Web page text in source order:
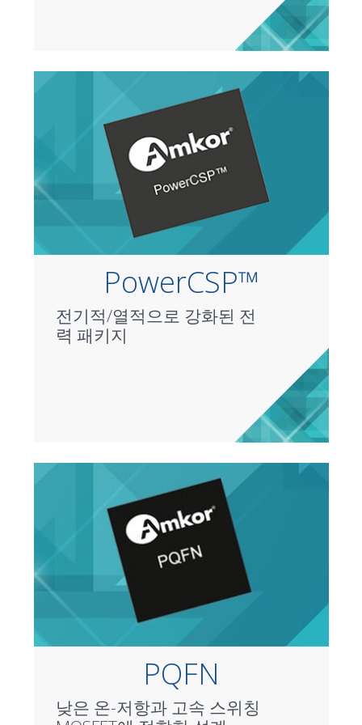
PowerCSP™
전기적/열적으로 강화된 전
력 패키지
PQFN
낮은 온-저항과 고속 스위칭